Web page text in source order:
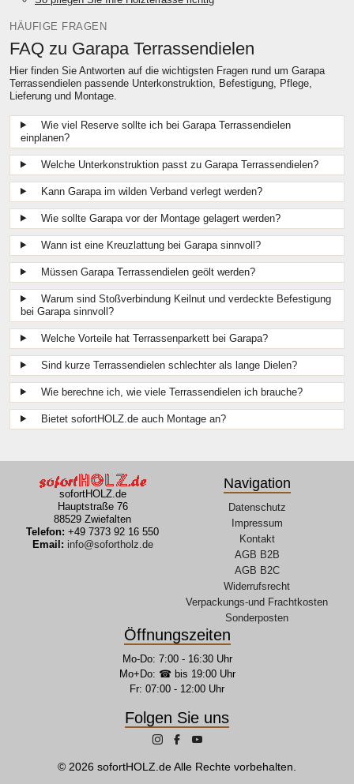
HÄUFIGE FRAGEN
FAQ zu Garapa Terrassendielen
Hier finden Sie Antworten auf die wichtigsten Fragen rund um Garapa
Terrassendielen passende Unterkonstruktion, Befestigung, Pflege,
Lieferung und Montage.
Wie viel Reserve sollte ich bei Garapa Terrassendielen
einplanen?
Welche Unterkonstruktion passt zu Garapa Terrassendielen?
Kann Garapa im wilden Verband verlegt werden?
Wie sollte Garapa vor der Montage gelagert werden?
Wann ist eine Kreuzlattung bei Garapa sinnvoll?
Müssen Garapa Terrassendielen geölt werden?
Warum sind Stoßverbindung Keilnut und verdeckte Befestigung
bei Garapa sinnvoll?
Welche Vorteile hat Terrassenparkett bei Garapa?
Sind kurze Terrassendielen schlechter als lange Dielen?
Wie berechne ich, wie viele Terrassendielen ich brauche?
Bietet sofortHOLZ.de auch Montage an?
sofortHOLZ.de
Hauptstraße 76
88529 Zwiefalten
Telefon: +49 7373 92 16 550
Email: info@sofortholz.de
Navigation
Datenschutz
Impressum
Kontakt
AGB B2B
AGB B2C
Widerrufsrecht
Verpackungs-und Frachtkosten
Sonderposten
Öffnungszeiten
Mo-Do: 7:00 - 16:30 Uhr
Mo+Do: ☎ bis 19:00 Uhr
Fr: 07:00 - 12:00 Uhr
Folgen Sie uns
© 2026 sofortHOLZ.de Alle Rechte vorbehalten.